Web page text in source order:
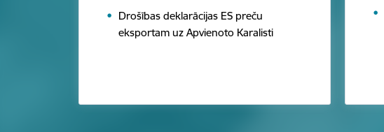
Drošības deklarācijas ES preču
eksportam uz Apvienoto Karalisti